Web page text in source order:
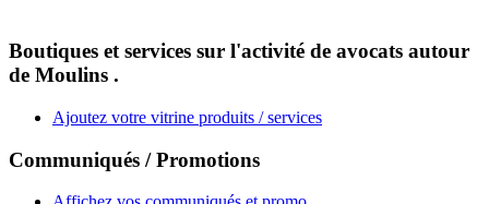
Boutiques et services sur l'activité de avocats autour
de Moulins .
Ajoutez votre vitrine produits / services
Communiqués / Promotions